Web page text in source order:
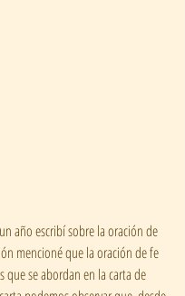
año escribí sobre la oración de
mencioné que la oración de fe
que se abordan en la carta de